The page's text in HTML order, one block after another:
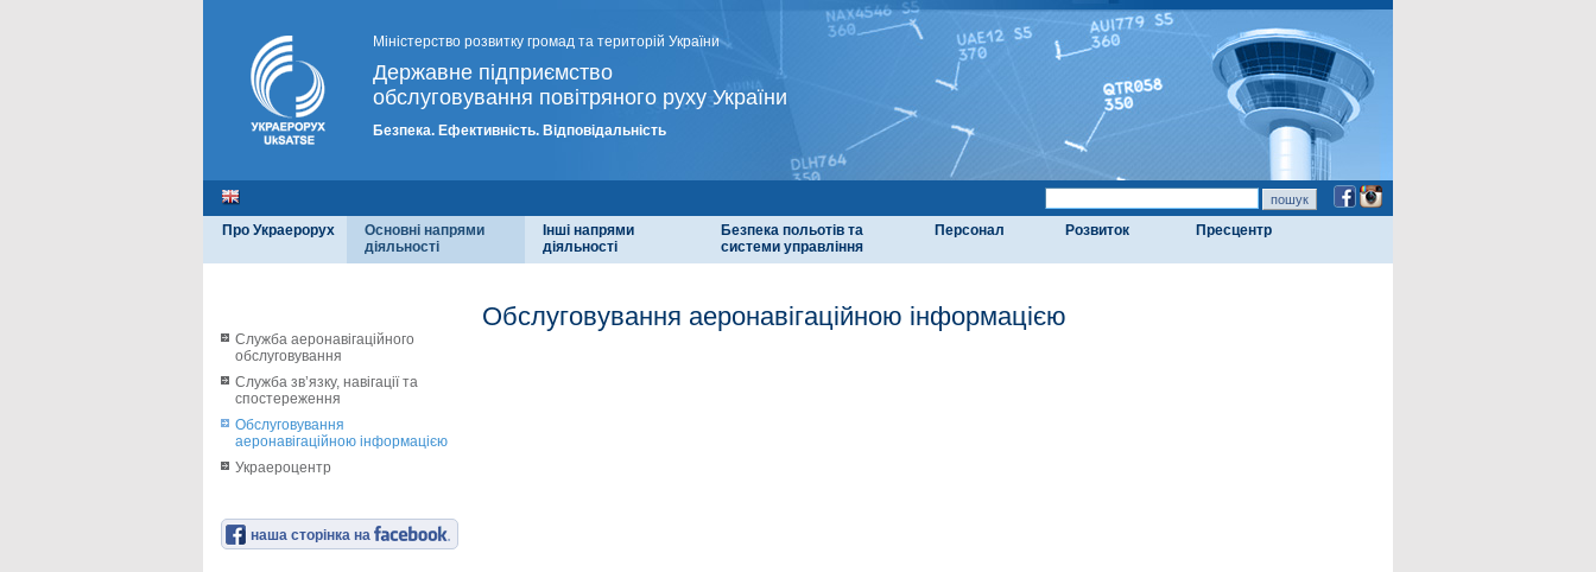
Міністерство розвитку громад та територій України
Державне підприємство
обслуговування повітряного руху України
Безпека. Ефективність. Відповідальність
Про Украерорух
Основні напрями
діяльності
Інші напрями
діяльності
Безпека польотів та
системи управління
Персонал Розвиток Пресцентр
Служба аеронавігаційного
обслуговування
Служба зв’язку, навігації та
спостереження
Обслуговування
аеронавігаційною інформацією
Украероцентр
наша сторінка на
Обслуговування аеронавігаційною інформацією